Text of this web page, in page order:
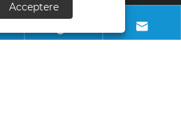

Acceptere